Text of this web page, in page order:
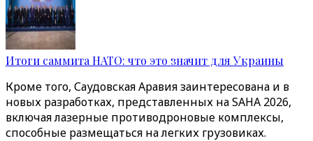
Итоги саммита НАТО: что это значит для Украины
Кроме того, Саудовская Аравия заинтересована и в
новых разработках, представленных на SAHA 2026,
включая лазерные противодроновые комплексы,
способные размещаться на легких грузовиках.